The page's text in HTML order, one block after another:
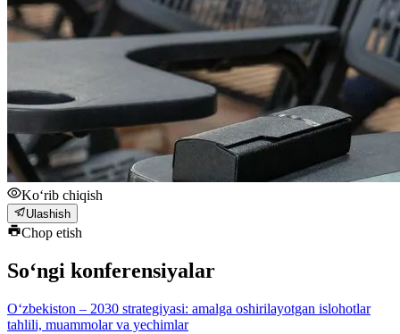
Ko‘rib chiqish
Ulashish
Chop etish
So‘ngi konferensiyalar
O‘zbekiston – 2030 strategiyasi: amalga oshirilayotgan islohotlar
tahlili, muammolar va yechimlar